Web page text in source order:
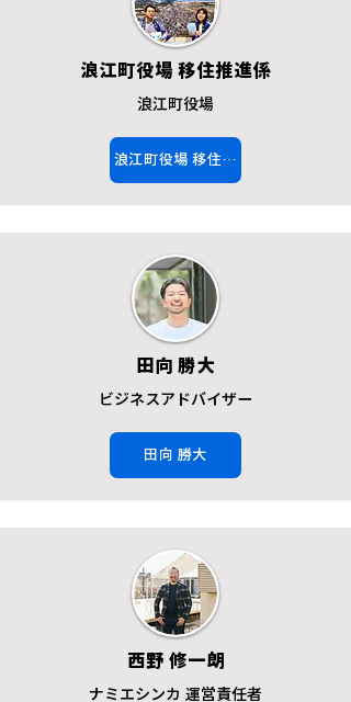
浪江町役場 移住推進係
浪江町役場
浪江町役場 移住推進係
田向 勝大
ビジネスアドバイザー
田向 勝大
西野 修一朗
ナミエシンカ 運営責任者